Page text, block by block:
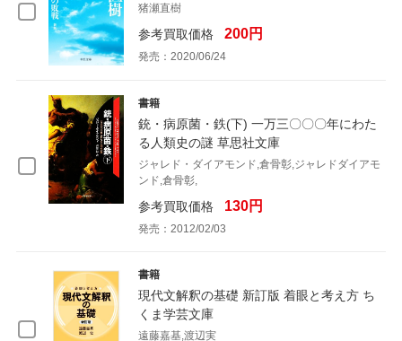
猪瀬直樹
参考買取価格 200円
発売：2020/06/24
書籍
銃・病原菌・鉄(下) 一万三〇〇〇年にわた
る人類史の謎 草思社文庫
ジャレド・ダイアモンド,倉骨彰,ジャレドダイアモ
ンド,倉骨彰,
参考買取価格 130円
発売：2012/02/03
書籍
現代文解釈の基礎 新訂版 着眼と考え方 ち
くま学芸文庫
遠藤嘉基,渡辺実